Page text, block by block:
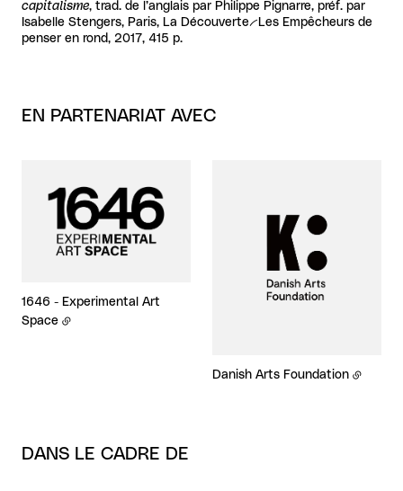
capitalisme, trad. de l’anglais par Philippe Pignarre, préf. par
Isabelle Stengers, Paris, La Découverte--Les Empêcheurs de
penser en rond, 2017, 415 p.
EN PARTENARIAT AVEC
1646 - Experimental Art
Space
Danish Arts Foundation
DANS LE CADRE DE